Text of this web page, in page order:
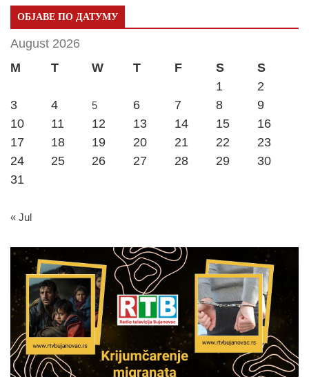
ОБЈАВЕ ПО ДАТУМУ
August 2026
M
T W T F S
S
1
2
3
4 5 6 7 8
9
10
11 12 13 14 15
16
17
18 19 20 21 22
23
24
25 26 27 28 29
30
31
« Jul